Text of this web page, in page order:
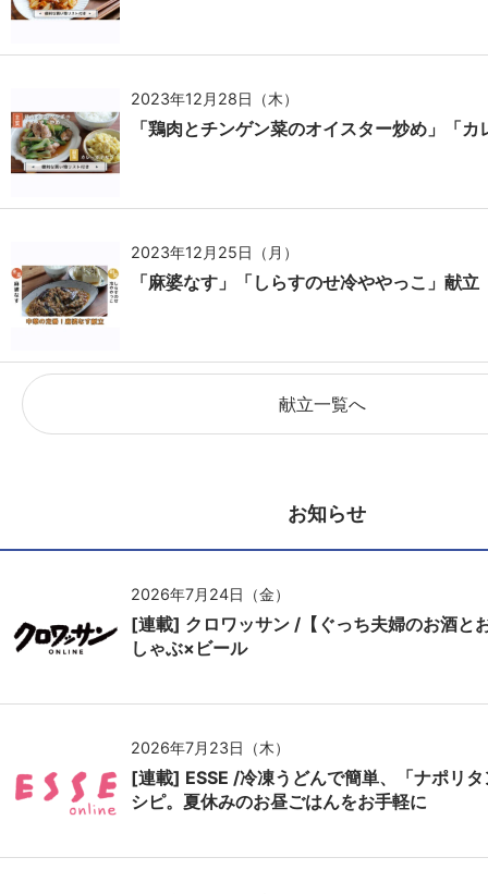
2023年12月28日（木）
「鶏肉とチンゲン菜のオイスター炒め」「
2023年12月25日（月）
「麻婆なす」「しらすのせ冷ややっこ」献立
献立一覧へ
お知らせ
2026年7月24日（金）
[連載] クロワッサン /【ぐっち夫婦のお酒と
しゃぶ×ビール
2026年7月23日（木）
[連載] ESSE /冷凍うどんで簡単、「ナポリ
シピ。夏休みのお昼ごはんをお手軽に